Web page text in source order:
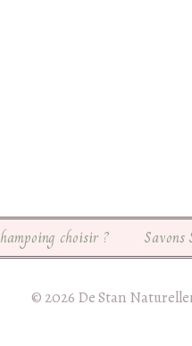
choisir ?
© 2026 De Stan